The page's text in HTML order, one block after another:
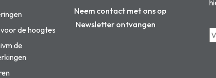
de hoogtes
de
Neem contact met ons op
Newsletter ontvangen